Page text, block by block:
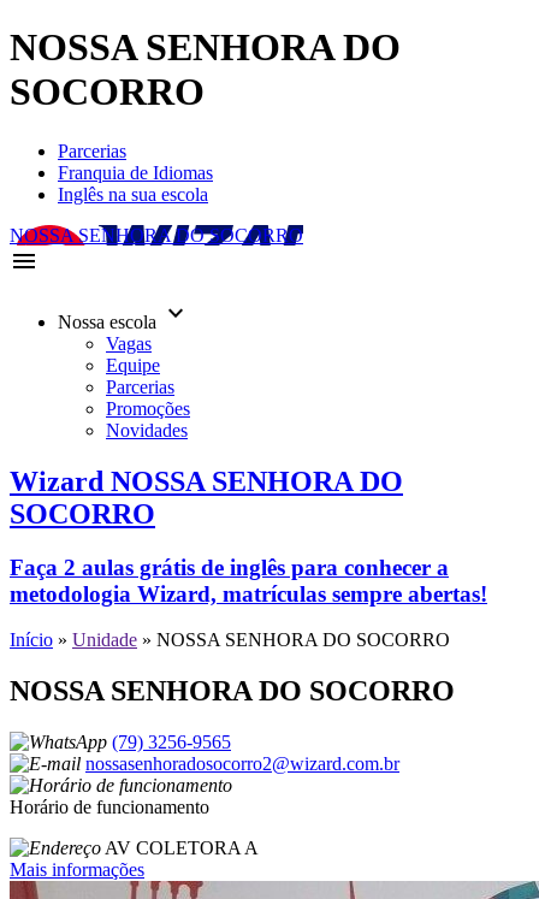
NOSSA SENHORA DO
SOCORRO
Parcerias
Franquia de Idiomas
Inglês na sua escola
NOSSA SENHORA DO SOCORRO
menu
Nossa escola keyboard_arrow_down
Vagas
Equipe
Parcerias
Promoções
Novidades
Wizard NOSSA SENHORA DO
SOCORRO
Faça 2 aulas grátis de inglês para conhecer a
metodologia Wizard, matrículas sempre abertas!
Início » Unidade » NOSSA SENHORA DO SOCORRO
NOSSA SENHORA DO SOCORRO
(79) 3256-9565
nossasenhoradosocorro2@wizard.com.br
Horário de funcionamento
AV COLETORA A
Mais informações